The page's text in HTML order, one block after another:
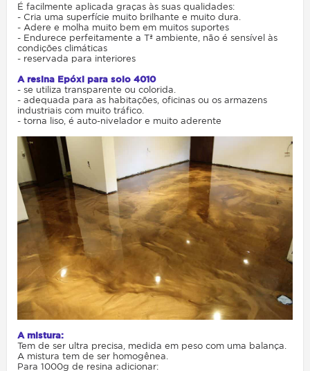
É facilmente aplicada graças às suas qualidades:
- Cria uma superfície muito brilhante e muito dura.
- Adere e molha muito bem em muitos suportes
- Endurece perfeitamente a Tª ambiente, não é sensível às
condições climáticas
- reservada para interiores
A resina Epóxi para solo 4010
- se utiliza transparente ou colorida.
- adequada para as habitações, oficinas ou os armazens
industriais com muito tráfico.
- torna liso, é auto-nivelador e muito aderente
A mistura:
Tem de ser ultra precisa, medida em peso com uma balança.
A mistura tem de ser homogênea.
Para 1000g de resina adicionar: